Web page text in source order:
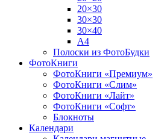
20×30
30×30
30×40
A4
Полоски из ФотоБудки
ФотоКниги
ФотоКниги «Премиум»
ФотоКниги «Слим»
ФотоКниги «Лайт»
ФотоКниги «Софт»
Блокноты
Календари